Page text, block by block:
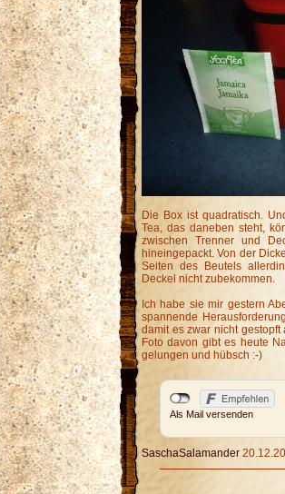
Die Box ist quadratisch.
Tea, das daneben steht,
zwischen Trenner und
hineingepackt. Von der
Seiten des Beutels
Deckel nicht zubekommen.
Ich habe sie mir gestern
spannende
damit es zwar nicht
Foto davon gibt es heute
gelungen und hübsch :-)
Als Mail versenden
SaschaSalamander